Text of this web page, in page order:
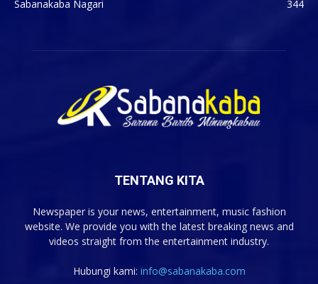
Sabanakaba Nagari
344
TENTANG KITA
Newspaper is your news, entertainment, music fashion
website. We provide you with the latest breaking news and
videos straight from the entertainment industry.
Hubungi kami: info@sabanakaba.com